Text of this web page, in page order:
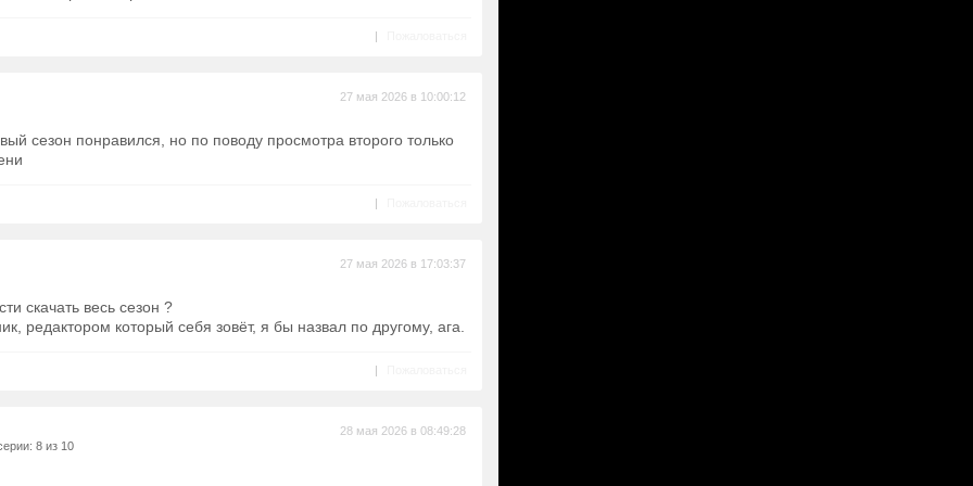
|
27 мая 2026 в 10:00:12
сезон понравился, но по поводу просмотра второго только
|
27 мая 2026 в 17:03:37
скачать весь сезон ?
редактором который себя зовёт, я бы назвал по другому, ага.
|
8 из 10
28 мая 2026 в 08:49:28